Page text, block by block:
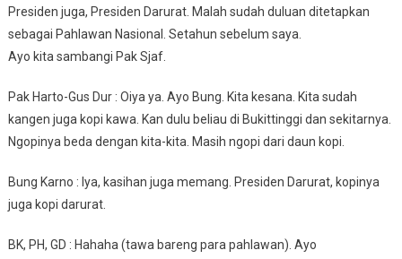
Presiden juga, Presiden Darurat. Malah sudah duluan ditetapkan
sebagai Pahlawan Nasional. Setahun sebelum saya.
Ayo kita sambangi Pak Sjaf.
Pak Harto-Gus Dur : Oiya ya. Ayo Bung. Kita kesana. Kita sudah
kangen juga kopi kawa. Kan dulu beliau di Bukittinggi dan sekitarnya.
Ngopinya beda dengan kita-kita. Masih ngopi dari daun kopi.
Bung Karno : Iya, kasihan juga memang. Presiden Darurat, kopinya
juga kopi darurat.
BK, PH, GD : Hahaha (tawa bareng para pahlawan). Ayo